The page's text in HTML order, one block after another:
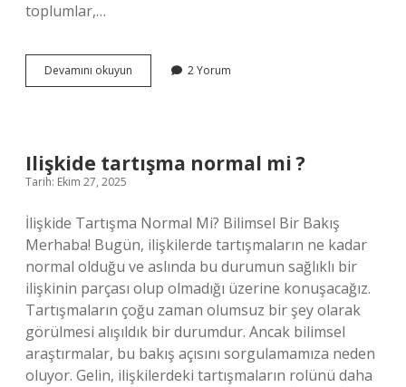
toplumlar,…
Devamını okuyun
19
bilin
2 Yorum
Ilişkide tartışma normal mi ?
Tarih: Ekim 27, 2025
İlişkide Tartışma Normal Mi? Bilimsel Bir Bakış
Merhaba! Bugün, ilişkilerde tartışmaların ne kadar
normal olduğu ve aslında bu durumun sağlıklı bir
ilişkinin parçası olup olmadığı üzerine konuşacağız.
Tartışmaların çoğu zaman olumsuz bir şey olarak
görülmesi alışıldık bir durumdur. Ancak bilimsel
araştırmalar, bu bakış açısını sorgulamamıza neden
oluyor. Gelin, ilişkilerdeki tartışmaların rolünü daha